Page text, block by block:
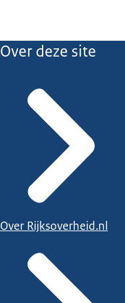
Over deze site
Over Rijksoverheid.nl